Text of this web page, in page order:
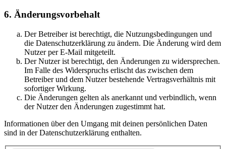
6. Änderungsvorbehalt
Der Betreiber ist berechtigt, die Nutzungsbedingungen und
die Datenschutzerklärung zu ändern. Die Änderung wird dem
Nutzer per E-Mail mitgeteilt.
Der Nutzer ist berechtigt, den Änderungen zu widersprechen.
Im Falle des Widerspruchs erlischt das zwischen dem
Betreiber und dem Nutzer bestehende Vertragsverhältnis mit
sofortiger Wirkung.
Die Änderungen gelten als anerkannt und verbindlich, wenn
der Nutzer den Änderungen zugestimmt hat.
Informationen über den Umgang mit deinen persönlichen Daten
sind in der Datenschutzerklärung enthalten.